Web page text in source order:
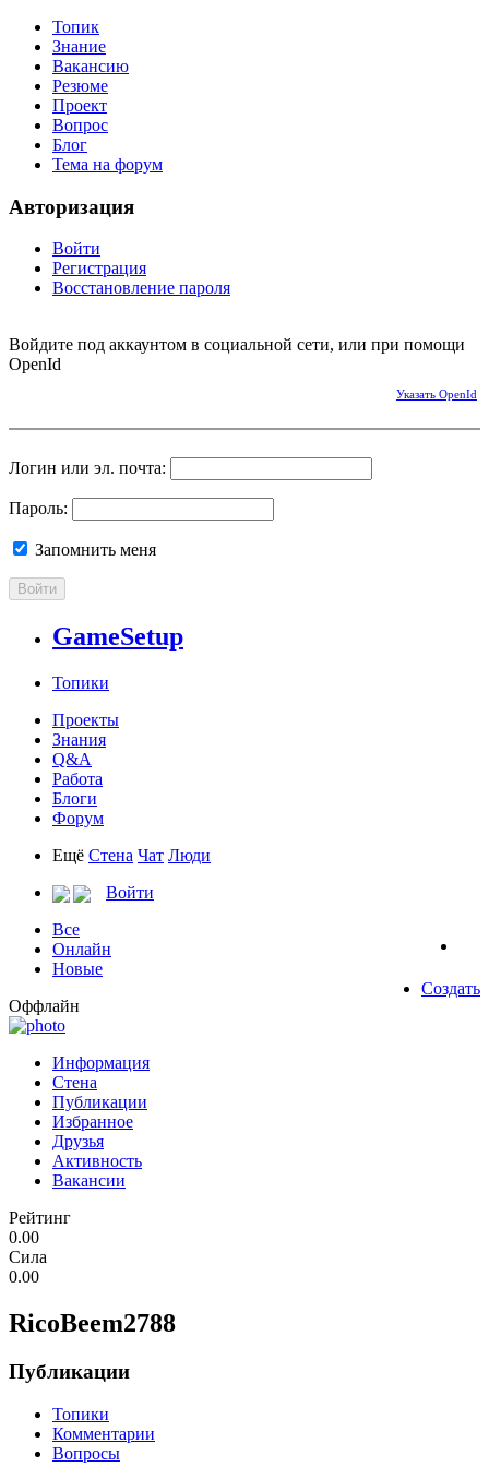
Топик
Знание
Вакансию
Резюме
Проект
Вопрос
Блог
Тема на форум
Авторизация
Войти
Регистрация
Восстановление пароля
Войдите под аккаунтом в социальной сети, или при помощи
OpenId
Указать OpenId
Логин или эл. почта:
Пароль:
Запомнить меня
Войти
GameSetup
Топики
Проекты
Знания
Q&A
Работа
Блоги
Форум
Ещё Стена Чат Люди
Войти
Все
Онлайн
Новые
Создать
Оффлайн
Информация
Стена
Публикации
Избранное
Друзья
Активность
Вакансии
Рейтинг
0.00
Сила
0.00
RicoBeem2788
Публикации
Топики
Комментарии
Вопросы